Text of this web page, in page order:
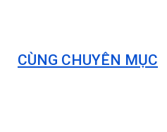
CÙNG CHUYÊN MỤC